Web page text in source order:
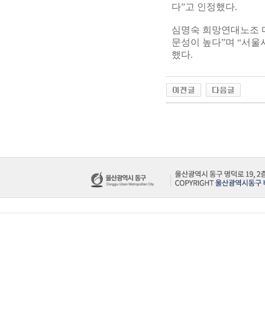
다”고 인정했다.
심명숙 희망연대노조
문성이 높다”며 “서
했다.